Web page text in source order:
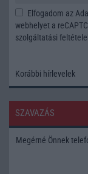
Elfogadom az
webhelyet a
szolgáltatási
Korábbi hírlevelek
SZAVAZÁS
Megérné Önnek